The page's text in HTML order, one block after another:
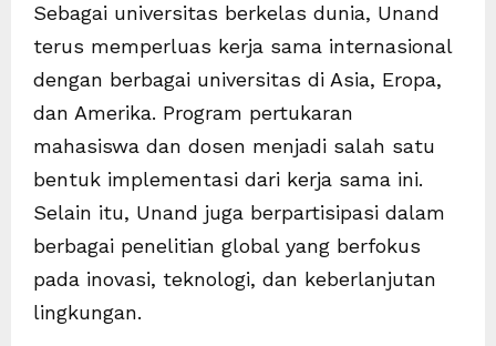
Sebagai universitas berkelas dunia, Unand
terus memperluas kerja sama internasional
dengan berbagai universitas di Asia, Eropa,
dan Amerika. Program pertukaran
mahasiswa dan dosen menjadi salah satu
bentuk implementasi dari kerja sama ini.
Selain itu, Unand juga berpartisipasi dalam
berbagai penelitian global yang berfokus
pada inovasi, teknologi, dan keberlanjutan
lingkungan.